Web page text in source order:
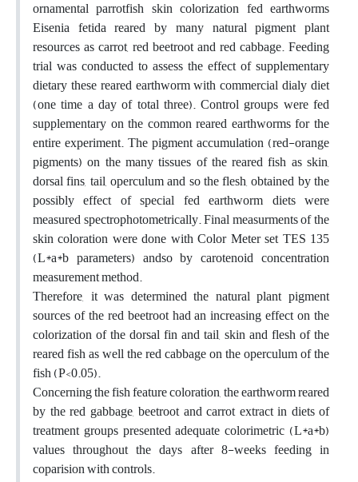
ornamental parrotfish skin colorization fed earthworms
Eisenia fetida reared by many natural pigment plant
resources as carrot, red beetroot and red cabbage. Feeding
trial was conducted to assess the effect of supplementary
dietary these reared earthworm with commercial dialy diet
(one time a day of total three). Control groups were fed
supplementary on the common reared earthworms for the
entire experiment. The pigment accumulation (red-orange
pigments) on the many tissues of the reared fish as skin,
dorsal fins, tail, operculum and so the flesh, obtained by the
possibly effect of special fed earthworm diets were
measured spectrophotometrically. Final measurments of the
skin coloration were done with Color Meter set TES 135
(L*a*b parameters) andso by carotenoid concentration
measurement method.
Therefore, it was determined the natural plant pigment
sources of the red beetroot had an increasing effect on the
colorization of the dorsal fin and tail, skin and flesh of the
reared fish as well the red cabbage on the operculum of the
fish (P<0.05).
Concerning the fish feature coloration, the earthworm reared
by the red gabbage, beetroot and carrot extract in diets of
treatment groups presented adequate colorimetric (L*a*b)
values throughout the days after 8-weeks feeding in
coparision with controls.